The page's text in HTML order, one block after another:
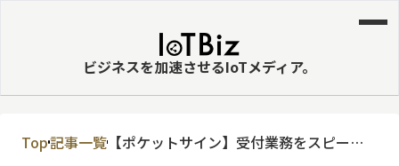
ビジネスを加速させるIoTメディア。
MVNE
Top記事一覧 【ポケットサイン】受付業務をスピーデ